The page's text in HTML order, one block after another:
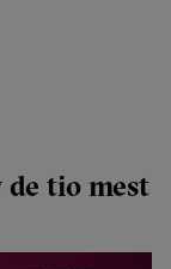
de tio mest